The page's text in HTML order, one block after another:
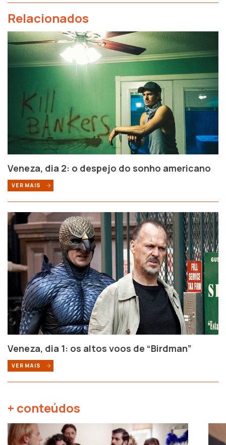
Relacionados
Veneza, dia 2: o despejo do sonho americano
VER MAIS
Veneza, dia 1: os altos voos de “Birdman”
VER MAIS
+ conteúdos